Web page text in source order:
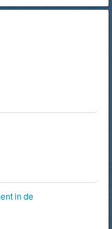
in de